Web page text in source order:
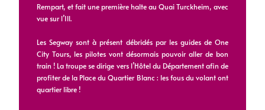
Rempart, et fait une première halte au Quai Turckheim, avec
vue sur l’Ill.
Les Segway sont à présent débridés par les guides de One
City Tours, les pilotes vont désormais pouvoir aller de bon
train ! La troupe se dirige vers l’Hôtel du Département afin de
profiter de la Place du Quartier Blanc : les fous du volant ont
quartier libre !